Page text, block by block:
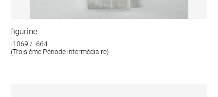
figurine
-1069 / -664
(Troisième Période intermédiaire)